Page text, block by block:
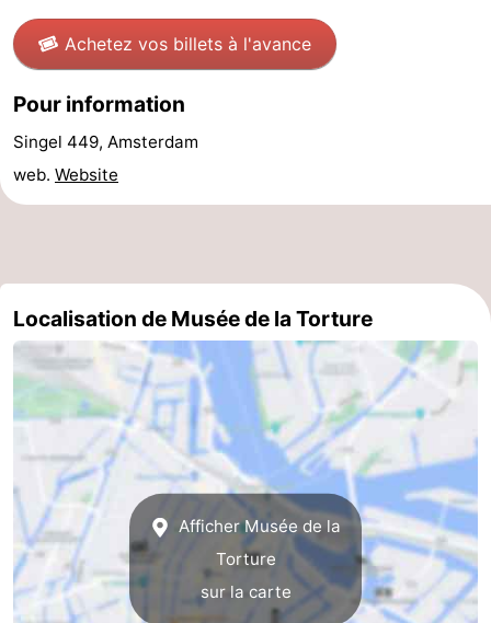
diamant
dans
le
centre
Parcs
et
jardins
Parties
de
la
Environs
-
Nord
du
Sud
Forum
Transports
en
commun
Route
Gare
Centrale
Schiphol
Eindhoven
Stationnement
Achetez vos billets à l'avance
Pour information
Singel 449, Amsterdam
web. Website
Localisation de Musée de la Torture
Afficher Musée de la
Torture
sur la carte